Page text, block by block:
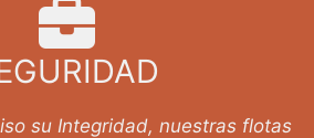
su Integridad, nuestras flotas